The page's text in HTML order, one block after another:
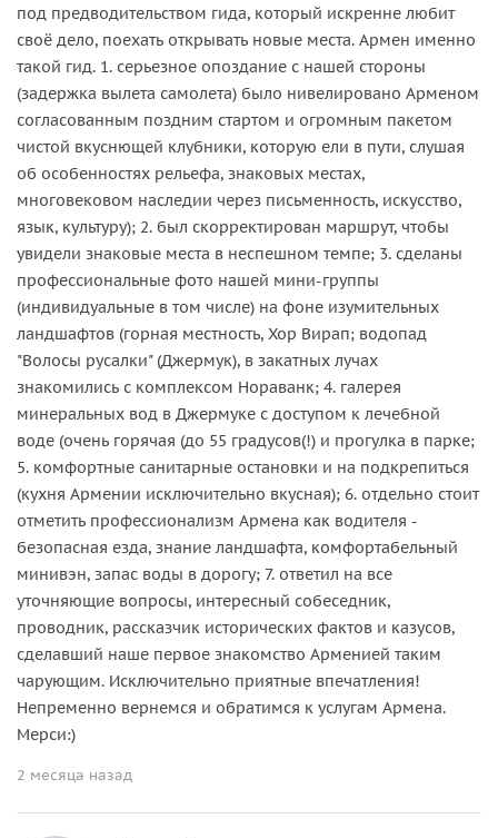
под предводительством гида, который искренне любит
своё дело, поехать открывать новые места. Армен именно
такой гид. 1. серьезное опоздание с нашей стороны
(задержка вылета самолета) было нивелировано Арменом
согласованным поздним стартом и огромным пакетом
чистой вкуснющей клубники, которую ели в пути, слушая
об особенностях рельефа, знаковых местах,
многовековом наследии через письменность, искусство,
язык, культуру); 2. был скорректирован маршрут, чтобы
увидели знаковые места в неспешном темпе; 3. сделаны
профессиональные фото нашей мини-группы
(индивидуальные в том числе) на фоне изумительных
ландшафтов (горная местность, Хор Вирап; водопад
"Волосы русалки" (Джермук), в закатных лучах
знакомились с комплексом Нораванк; 4. галерея
минеральных вод в Джермуке с доступом к лечебной
воде (очень горячая (до 55 градусов(!) и прогулка в парке;
5. комфортные санитарные остановки и на подкрепиться
(кухня Армении исключительно вкусная); 6. отдельно стоит
отметить профессионализм Армена как водителя -
безопасная езда, знание ландшафта, комфортабельный
минивэн, запас воды в дорогу; 7. ответил на все
уточняющие вопросы, интересный собеседник,
проводник, рассказчик исторических фактов и казусов,
сделавший наше первое знакомство Арменией таким
чарующим. Исключительно приятные впечатления!
Непременно вернемся и обратимся к услугам Армена.
Мерси:)
2 месяца назад